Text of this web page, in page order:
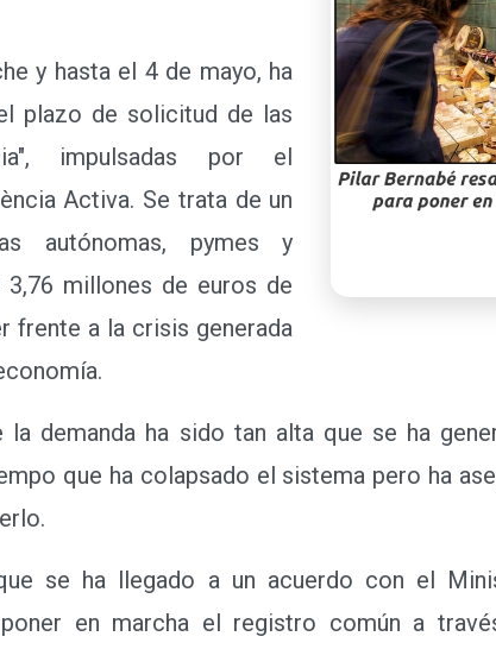
y hasta el 4 de mayo, ha
plazo de solicitud de las
impulsadas por el
Activa. Se trata de un
autónomas, pymes y
millones de euros de
frente a la crisis generada
demanda ha sido tan alta que se ha
que ha colapsado el sistema pero ha
se ha llegado a un acuerdo con el
en marcha el registro común a